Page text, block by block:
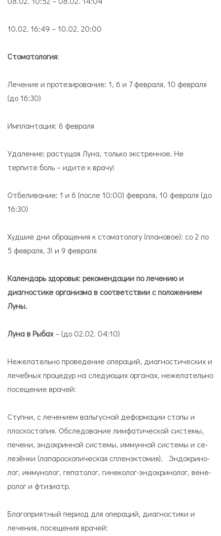
10.02. 16:49 – 10.02. 20:00
Стоматология:
Лечение и протезирование: 1, 6 и 7 февраля, 10 февраля
(до 16:30)
Имплантация: 6 февраля
Удаление: растущая Луна, только экстренное. Не
терпите боль – идите к врачу!
Отбеливание: 1 и 6 (после 10:00) февраля, 10 февраля (до
16:30)
Худшие дни обращения к стоматологу (плановое): со 2 по
5 февраля, 3! и 9 февраля
Календарь здоровья: рекомендации по лечению и
диагностике организма в соответствии с положением
Луны.
Луна в Рыбах– (до 02.02. 04:10)
Нежелательно проведение операций, диагностических и
лечебных процедур на следующих органах, нежелательно
посещение врачей:
Ступ­ни, с ле­че­нием валь­гус­ной де­фор­ма­ции сто­пы и
плос­ко­сто­пия. Обследование лим­фа­ти­че­ской си­сте­мы,
пе­чени, эн­до­крин­ной си­сте­мы, иммунной си­сте­мы и се­
ле­зён­ки (лапароскопическая спленэктомия). Эн­до­кри­но­
лог, иммунолог, гепатолог, ги­не­ко­лог-эн­до­кри­но­лог, ве­не­
ро­лог и фти­зи­атр.
Благоприятный период для операций, диагностики и
лечения, посещения врачей: